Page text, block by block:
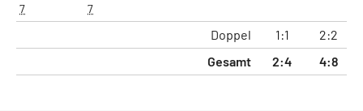
7
7
Doppel 1:1 2:2
Gesamt
2:4 4:8